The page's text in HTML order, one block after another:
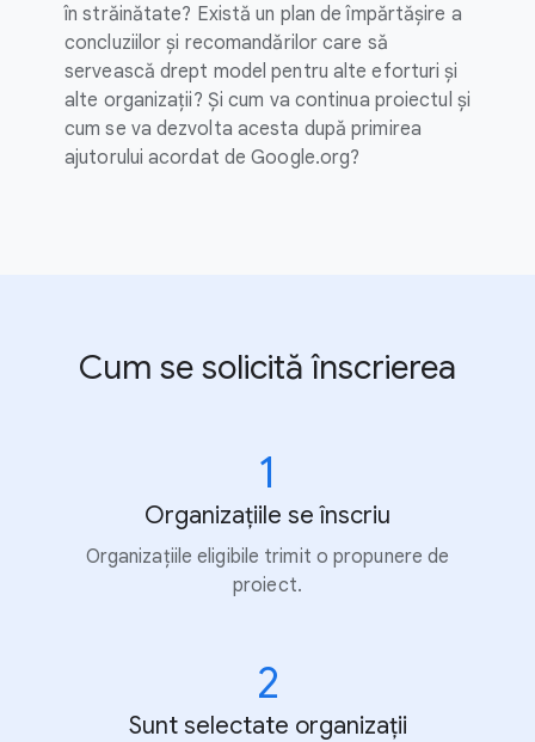
în străinătate? Există un plan de împărtășire a
concluziilor și recomandărilor care să
servească drept model pentru alte eforturi și
alte organizații? Și cum va continua proiectul și
cum se va dezvolta acesta după primirea
ajutorului acordat de Google.org?
Cum se solicită înscrierea
1
Organizațiile se înscriu
Organizațiile eligibile trimit o propunere de
proiect.
2
Sunt selectate organizații